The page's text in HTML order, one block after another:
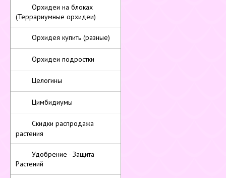
Орхидеи на блоках
(Террариумные орхидеи)
Орхидея купить (разные)
Орхидеи подростки
Целогины
Цимбидиумы
Скидки распродажа
растения
Удобрение - Защита
Растений